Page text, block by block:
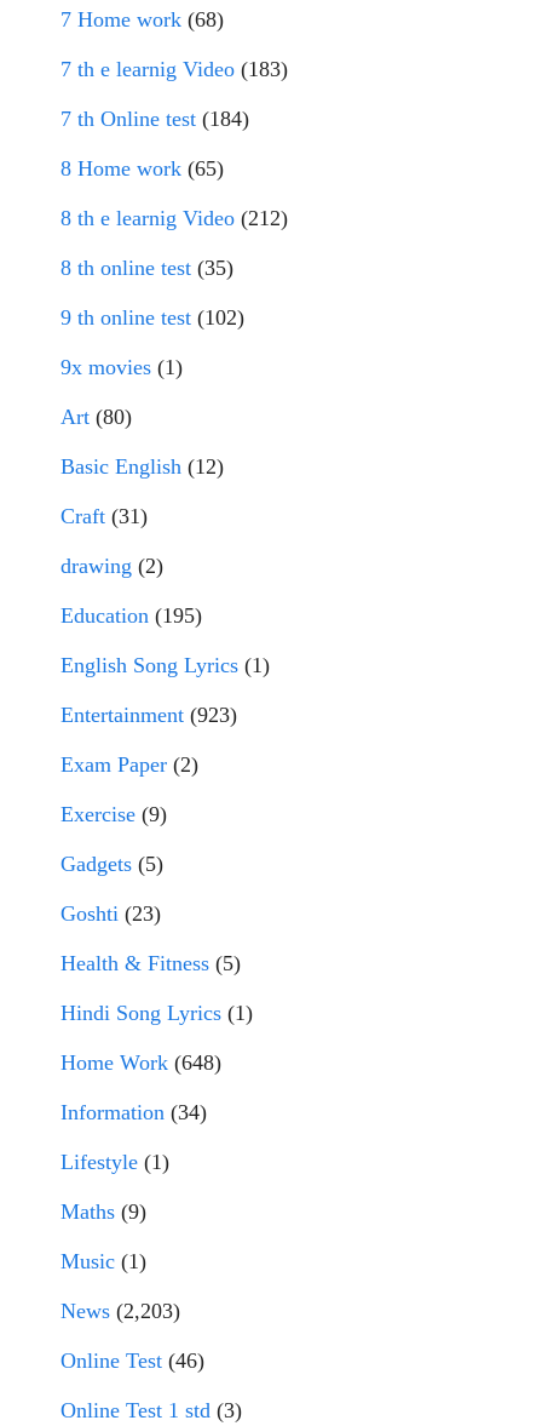
7 Home work (68)
7 th e learnig Video (183)
7 th Online test (184)
8 Home work (65)
8 th e learnig Video (212)
8 th online test (35)
9 th online test (102)
9x movies (1)
Art (80)
Basic English (12)
Craft (31)
drawing (2)
Education (195)
English Song Lyrics (1)
Entertainment (923)
Exam Paper (2)
Exercise (9)
Gadgets (5)
Goshti (23)
Health & Fitness (5)
Hindi Song Lyrics (1)
Home Work (648)
Information (34)
Lifestyle (1)
Maths (9)
Music (1)
News (2,203)
Online Test (46)
Online Test 1 std (3)